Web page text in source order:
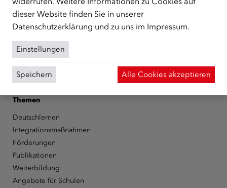
Über den ÖIF
Der Österreichische Integrationsfonds (ÖIF)
Presse
Informationen erhalten
Karriere
Themen
Deutschlernen
Integrationsmaßnahmen
Förderungen
Publikationen
Weiterbildung
Angebote für Schulen
dieser Website finden Sie in unserer
Datenschutzerklärung und zu uns im Impressum.
Einstellungen
Speichern Alle Cookies akzeptieren